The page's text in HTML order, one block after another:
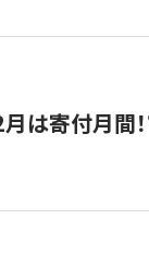
は寄付月間